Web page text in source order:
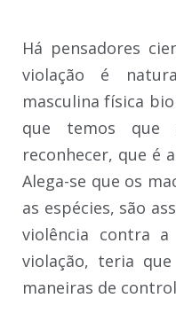
Há pensadores
violação é
masculina física
que temos que
reconhecer, que é
Alega-se que os
as espécies, são
violência contra
violação, teria
maneiras de